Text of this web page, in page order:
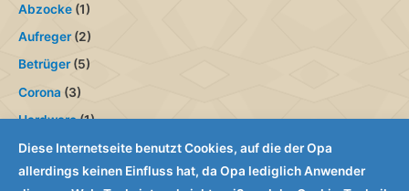
Abzocke (1)
Aufreger(2)
Betrüger(5)
Corona (3)
Hardware(1)
Internet(3)
Övis(1)
Diese Internetseite benutzt Cookies, auf die der Opa
allerdings keinen Einfluss hat, da Opa lediglich Anwender